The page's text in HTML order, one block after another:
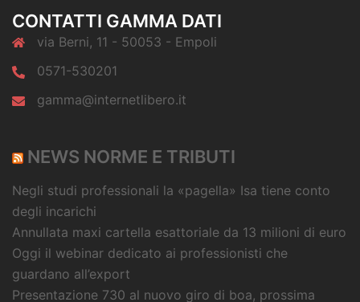
CONTATTI GAMMA DATI
via Berni, 11 - 50053 - Empoli
0571-530201
gamma@internetlibero.it
NEWS NORME E TRIBUTI
Negli studi professionali la «pagella» Isa tiene conto
degli incarichi
Annullata maxi cartella esattoriale da 13 milioni di euro
Oggi il webinar dedicato ai professionisti che
guardano all’export
Presentazione 730 al nuovo giro di boa, prossima